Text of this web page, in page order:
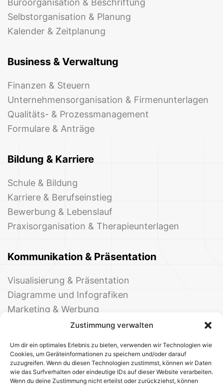
Zustimmung verwalten
Um dir ein optimales Erlebnis zu bieten, verwenden wir Technologien wie
Cookies, um Geräteinformationen zu speichern und/oder darauf
zuzugreifen. Wenn du diesen Technologien zustimmst, können wir Daten
wie das Surfverhalten oder eindeutige IDs auf dieser Website verarbeiten.
Wenn du deine Zustimmung nicht erteilst oder zurückziehst, können
Büroorganisation & Beschriftung
Selbstorganisation & Planung
Kalender & Zeitplanung
Business & Verwaltung
Finanzen & Steuern
Unternehmensorganisation & Firmenunterlagen
Qualitäts- & Prozessmanagement
Formulare & Anträge
Bildung & Karriere
Schule & Bildung
Karriere & Berufseinstieg
Bewerbung & Lebenslauf
Praxisorganisation & Therapieunterlagen
Kommunikation & Präsentation
Visualisierung & Präsentation
Diagramme und Infografiken
Marketing & Werbung
Events & Einladungen